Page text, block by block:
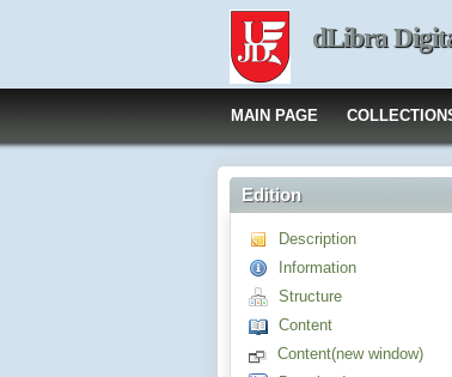
dLibra
MAIN PAGE
Edition
Description
Information
Structure
Content
Content(new window)